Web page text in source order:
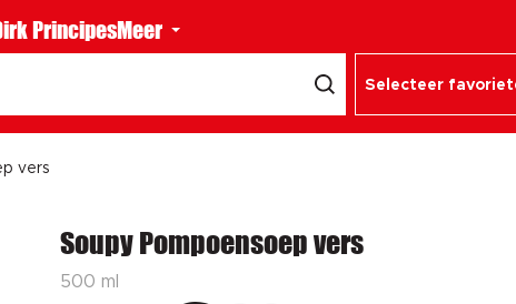
PrincipesMeer
Selecteer
vers
Soupy Pompoensoep vers
500 ml